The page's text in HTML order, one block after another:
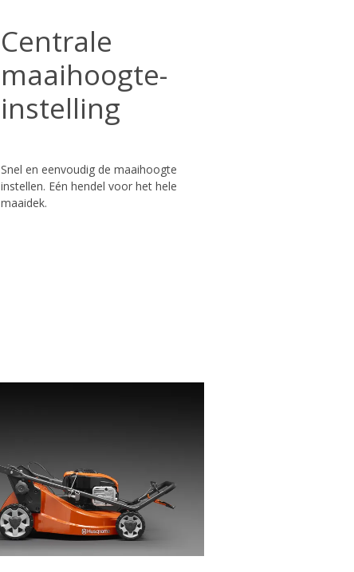
Centrale
maaihoogte-
instelling
Snel en eenvoudig de maaihoogte
instellen. Eén hendel voor het hele
maaidek.